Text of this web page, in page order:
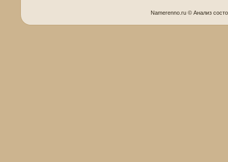
Namerenno.ru © Анализ